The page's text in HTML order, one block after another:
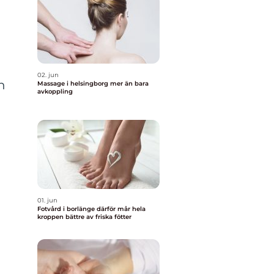
02. jun
Massage i helsingborg mer än bara
avkoppling
01. jun
Fotvård i borlänge därför mår hela
kroppen bättre av friska fötter